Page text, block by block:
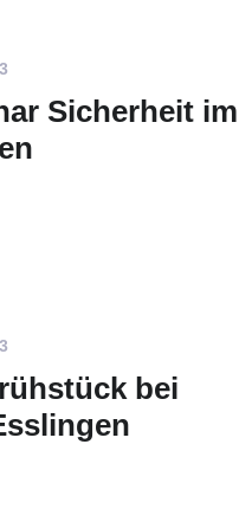
Sicherheit im
bei